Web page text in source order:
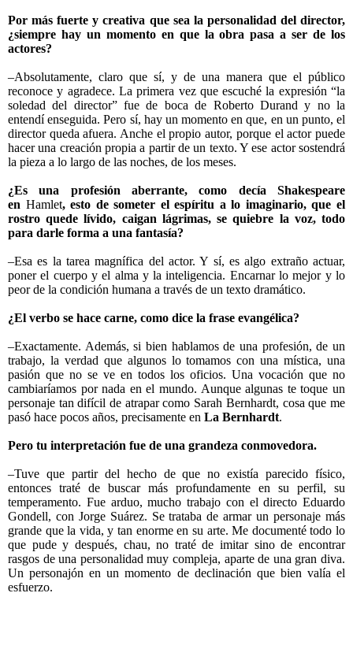
Por más fuerte y creativa que sea la personalidad del director,
¿siempre hay un momento en que la obra pasa a ser de los
actores?
–Absolutamente, claro que sí, y de una manera que el público
reconoce y agradece. La primera vez que escuché la expresión “la
soledad del director” fue de boca de Roberto Durand y no la
entendí enseguida. Pero sí, hay un momento en que, en un punto, el
director queda afuera. Anche el propio autor, porque el actor puede
hacer una creación propia a partir de un texto. Y ese actor sostendrá
la pieza a lo largo de las noches, de los meses.
¿Es una profesión aberrante, como decía Shakespeare
en Hamlet, esto de someter el espíritu a lo imaginario, que el
rostro quede lívido, caigan lágrimas, se quiebre la voz, todo
para darle forma a una fantasía?
–Esa es la tarea magnífica del actor. Y sí, es algo extraño actuar,
poner el cuerpo y el alma y la inteligencia. Encarnar lo mejor y lo
peor de la condición humana a través de un texto dramático.
¿El verbo se hace carne, como dice la frase evangélica?
–Exactamente. Además, si bien hablamos de una profesión, de un
trabajo, la verdad que algunos lo tomamos con una mística, una
pasión que no se ve en todos los oficios. Una vocación que no
cambiaríamos por nada en el mundo. Aunque algunas te toque un
personaje tan difícil de atrapar como Sarah Bernhardt, cosa que me
pasó hace pocos años, precisamente en La Bernhardt.
Pero tu interpretación fue de una grandeza conmovedora.
–Tuve que partir del hecho de que no existía parecido físico,
entonces traté de buscar más profundamente en su perfil, su
temperamento. Fue arduo, mucho trabajo con el directo Eduardo
Gondell, con Jorge Suárez. Se trataba de armar un personaje más
grande que la vida, y tan enorme en su arte. Me documenté todo lo
que pude y después, chau, no traté de imitar sino de encontrar
rasgos de una personalidad muy compleja, aparte de una gran diva.
Un personajón en un momento de declinación que bien valía el
esfuerzo.